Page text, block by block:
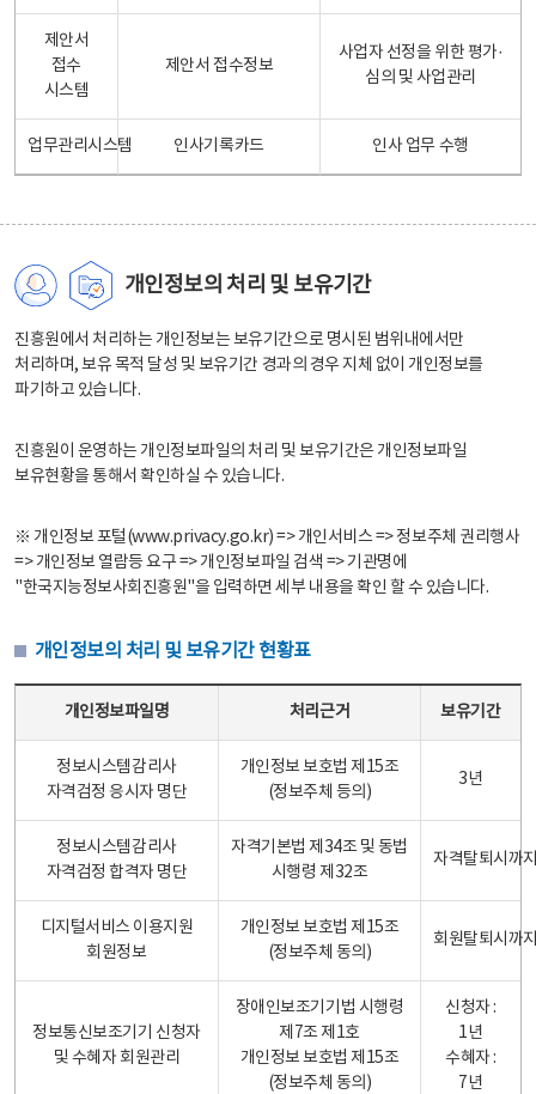
제안서
접수
시스템
제안서 접수정보
사업자 선정을 위한 평가·
심의 및 사업관리
업무관리시스템 인사기록카드 인사 업무 수행
개인정보의 처리 및 보유기간
진흥원에서 처리하는 개인정보는 보유기간으로 명시된 범위내에서만
처리하며, 보유 목적 달성 및 보유기간 경과의 경우 지체 없이 개인정보를
파기하고 있습니다.
진흥원이 운영하는 개인정보파일의 처리 및 보유기간은 개인정보파일
보유현황을 통해서 확인하실 수 있습니다.
※ 개인정보 포털(www.privacy.go.kr) => 개인서비스 => 정보주체 권리행사
=> 개인정보 열람등 요구 => 개인정보파일 검색 => 기관명에
"한국지능정보사회진흥원"을 입력하면 세부 내용을 확인 할 수 있습니다.
개인정보의 처리 및 보유기간 현황표
개인정보파일명 처리근거 보유기간
정보시스템감리사
자격검정 응시자 명단
개인정보 보호법 제15조
(정보주체 등의)
3년
정보시스템감리사
자격검정 합격자 명단
자격기본법 제34조 및 동법
시행령 제32조
자격탈퇴시까
디지털서비스 이용지원
회원정보
개인정보 보호법 제15조
(정보주체 동의)
회원탈퇴시까
정보통신보조기기 신청자
및 수혜자 회원관리
장애인보조기기법 시행령
제7조 제1호
개인정보 보호법 제15조
(정보주체 동의)
신청자 :
1년
수혜자 :
7년